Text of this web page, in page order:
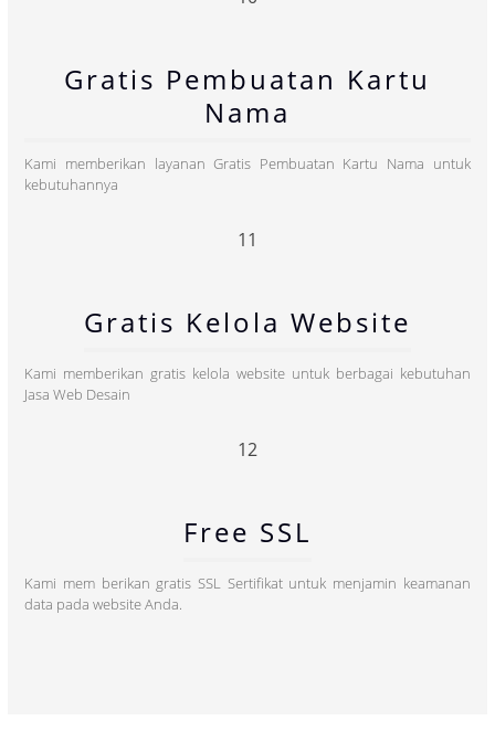
Gratis Pembuatan Kartu
Nama
Kami memberikan layanan Gratis Pembuatan Kartu Nama untuk
kebutuhannya
11
Gratis Kelola Website
Kami memberikan gratis kelola website untuk berbagai kebutuhan
Jasa Web Desain
12
Free SSL
Kami mem berikan gratis SSL Sertifikat untuk menjamin keamanan
data pada website Anda.